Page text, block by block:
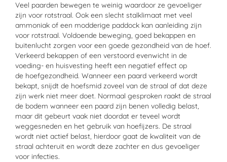
Veel paarden bewegen te weinig waardoor ze gevoeliger
zijn voor rotstraal. Ook een slecht stalklimaat met veel
ammoniak of een modderige paddock kan aanleiding zijn
voor rotstraal. Voldoende beweging, goed bekappen en
buitenlucht zorgen voor een goede gezondheid van de hoef.
Verkeerd bekappen of een verstoord evenwicht in de
voeding- en huisvesting heeft een negatief effect op
de hoefgezondheid. Wanneer een paard verkeerd wordt
bekapt, snijdt de hoefsmid zoveel van de straal af dat deze
zijn werk niet meer doet. Normaal gesproken raakt de straal
de bodem wanneer een paard zijn benen volledig belast,
maar dit gebeurt vaak niet doordat er teveel wordt
weggesneden en het gebruik van hoefijzers. De straal
wordt niet actief belast, hierdoor gaat de kwaliteit van de
straal achteruit en wordt deze zachter en dus gevoeliger
voor infecties.